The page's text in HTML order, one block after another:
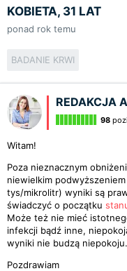
KOBIETA, 31 LAT
ponad rok temu
BADANIE KRWI
REDAKCJA
98
Witam!
Poza nieznacznym
niewielkim
tys/mikrolitr) wyniki są
świadczyć o początku
Może też nie mieć
infekcji bądź inne,
wyniki nie budzą niepokoju.
Pozdrawiam